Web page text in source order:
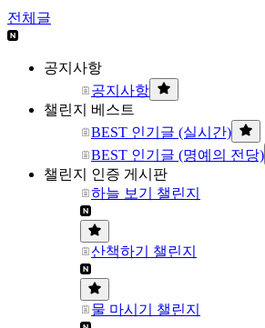
전체글
공지사항
공지사항
챌린지 베스트
BEST 인기글 (실시간)
BEST 인기글 (명예의 전당)
챌린지 인증 게시판
하늘 보기 챌린지
산책하기 챌린지
물 마시기 챌린지